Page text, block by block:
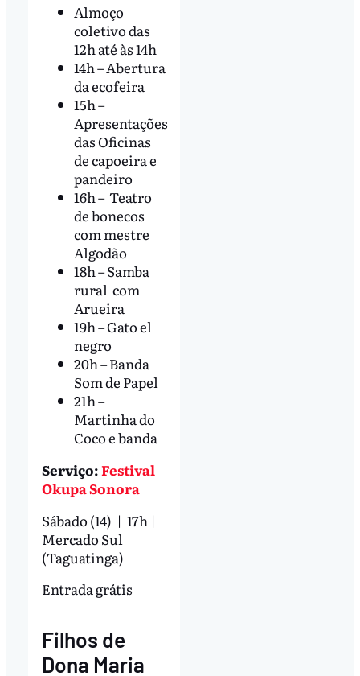
Almoço
coletivo das
12h até às 14h
14h – Abertura
da ecofeira
15h –
Apresentações
das Oficinas
de capoeira e
pandeiro
16h – Teatro
de bonecos
com mestre
Algodão
18h – Samba
rural com
Arueira
19h – Gato el
negro
20h – Banda
Som de Papel
21h –
Martinha do
Coco e banda
Serviço:Festival
Okupa Sonora
Sábado (14) | 17h |
Mercado Sul
(Taguatinga)
Entrada grátis
Filhos de
Dona Maria